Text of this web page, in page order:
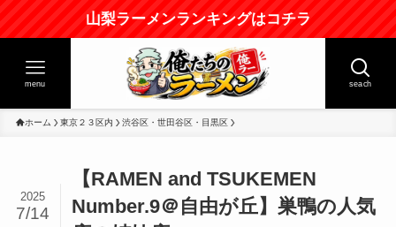
山梨ラーメンランキングはコチラ
seach
menu
ホーム 東京２３区内 渋谷区・世田谷区・目黒区
【RAMEN and TSUKEMEN
Number.9＠自由が丘】巣鴨の人気
2025
7/14